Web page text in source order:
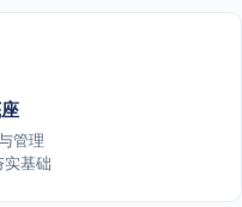
管理
实基础